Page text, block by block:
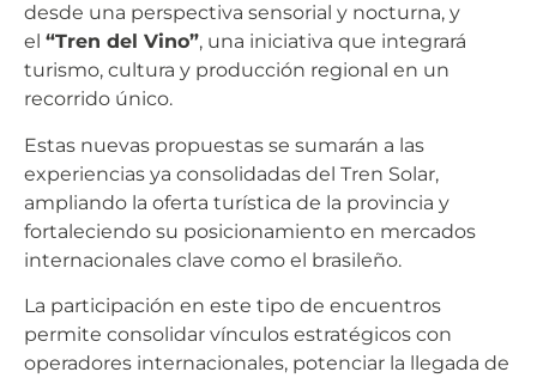
desde una perspectiva sensorial y nocturna, y
el “Tren del Vino”, una iniciativa que integrará
turismo, cultura y producción regional en un
recorrido único.
Estas nuevas propuestas se sumarán a las
experiencias ya consolidadas del Tren Solar,
ampliando la oferta turística de la provincia y
fortaleciendo su posicionamiento en mercados
internacionales clave como el brasileño.
La participación en este tipo de encuentros
permite consolidar vínculos estratégicos con
operadores internacionales, potenciar la llegada de